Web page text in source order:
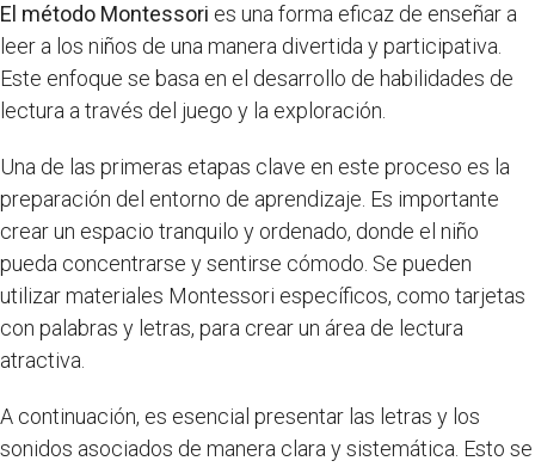
El método Montessori es una forma eficaz de enseñar a
leer a los niños de una manera divertida y participativa.
Este enfoque se basa en el desarrollo de habilidades de
lectura a través del juego y la exploración.
Una de las primeras etapas clave en este proceso es la
preparación del entorno de aprendizaje. Es importante
crear un espacio tranquilo y ordenado, donde el niño
pueda concentrarse y sentirse cómodo. Se pueden
utilizar materiales Montessori específicos, como tarjetas
con palabras y letras, para crear un área de lectura
atractiva.
A continuación, es esencial presentar las letras y los
sonidos asociados de manera clara y sistemática. Esto se